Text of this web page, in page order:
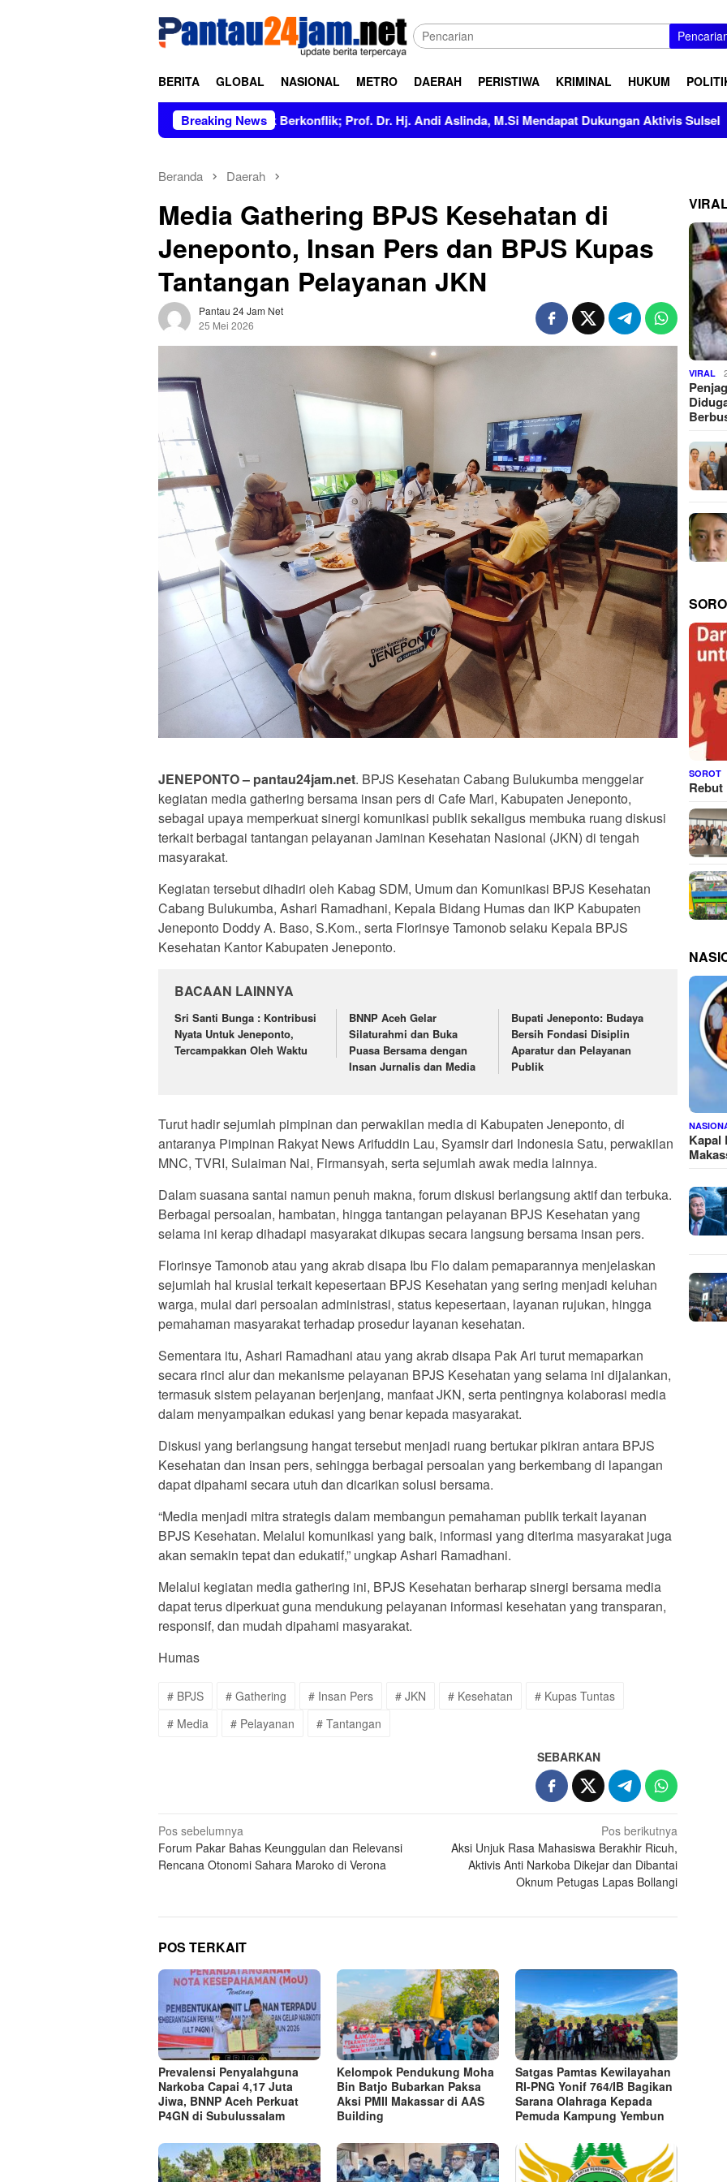
BERITA GLOBAL NASIONAL METRO DAERAH PERISTIWA KRIMINAL HUKUM
Breaking News
Figur Bersih dan Tidak Berkonflik; Prof. Dr. Hj. Andi Aslinda, M.Si Mendapat Dukungan Aktivis Sulsel Kapolres
Beranda Daerah
Media Gathering BPJS Kesehatan di
Jeneponto, Insan Pers dan BPJS Kupas
Tantangan Pelayanan JKN
Pantau 24 Jam Net
25 Mei 2026
JENEPONTO – pantau24jam.net. BPJS Kesehatan Cabang Bulukumba menggelar
kegiatan media gathering bersama insan pers di Cafe Mari, Kabupaten Jeneponto,
sebagai upaya memperkuat sinergi komunikasi publik sekaligus membuka ruang diskusi
terkait berbagai tantangan pelayanan Jaminan Kesehatan Nasional (JKN) di tengah
masyarakat.
Kegiatan tersebut dihadiri oleh Kabag SDM, Umum dan Komunikasi BPJS Kesehatan
Cabang Bulukumba, Ashari Ramadhani, Kepala Bidang Humas dan IKP Kabupaten
Jeneponto Doddy A. Baso, S.Kom., serta Florinsye Tamonob selaku Kepala BPJS
Kesehatan Kantor Kabupaten Jeneponto.
BACAAN LAINNYA
Sri Santi Bunga : Kontribusi
Nyata Untuk Jeneponto,
Tercampakkan Oleh Waktu
BNNP Aceh Gelar
Silaturahmi dan Buka
Puasa Bersama dengan
Insan Jurnalis dan Media
Bupati Jeneponto: Budaya
Bersih Fondasi Disiplin
Aparatur dan Pelayanan
Publik
Turut hadir sejumlah pimpinan dan perwakilan media di Kabupaten Jeneponto, di
antaranya Pimpinan Rakyat News Arifuddin Lau, Syamsir dari Indonesia Satu, perwakilan
MNC, TVRI, Sulaiman Nai, Firmansyah, serta sejumlah awak media lainnya.
Dalam suasana santai namun penuh makna, forum diskusi berlangsung aktif dan terbuka.
Berbagai persoalan, hambatan, hingga tantangan pelayanan BPJS Kesehatan yang
selama ini kerap dihadapi masyarakat dikupas secara langsung bersama insan pers.
Florinsye Tamonob atau yang akrab disapa Ibu Flo dalam pemaparannya menjelaskan
sejumlah hal krusial terkait kepesertaan BPJS Kesehatan yang sering menjadi keluhan
warga, mulai dari persoalan administrasi, status kepesertaan, layanan rujukan, hingga
pemahaman masyarakat terhadap prosedur layanan kesehatan.
Sementara itu, Ashari Ramadhani atau yang akrab disapa Pak Ari turut memaparkan
secara rinci alur dan mekanisme pelayanan BPJS Kesehatan yang selama ini dijalankan,
termasuk sistem pelayanan berjenjang, manfaat JKN, serta pentingnya kolaborasi media
dalam menyampaikan edukasi yang benar kepada masyarakat.
Diskusi yang berlangsung hangat tersebut menjadi ruang bertukar pikiran antara BPJS
Kesehatan dan insan pers, sehingga berbagai persoalan yang berkembang di lapangan
dapat dipahami secara utuh dan dicarikan solusi bersama.
“Media menjadi mitra strategis dalam membangun pemahaman publik terkait layanan
BPJS Kesehatan. Melalui komunikasi yang baik, informasi yang diterima masyarakat juga
akan semakin tepat dan edukatif,” ungkap Ashari Ramadhani.
Melalui kegiatan media gathering ini, BPJS Kesehatan berharap sinergi bersama media
dapat terus diperkuat guna mendukung pelayanan informasi kesehatan yang transparan,
responsif, dan mudah dipahami masyarakat.
Humas
# BPJS # Gathering # Insan Pers # JKN # Kesehatan
# Kupas Tuntas
# Media
# Pelayanan # Tantangan
SEBARKAN
Navigasi
pos
Pos sebelumnya
Forum Pakar Bahas Keunggulan dan Relevansi
Rencana Otonomi Sahara Maroko di Verona
Pos berikutnya
Aksi Unjuk Rasa Mahasiswa Berakhir Ricuh,
Aktivis Anti Narkoba Dikejar dan Dibantai
Oknum Petugas Lapas Bollangi
POS TERKAIT
Prevalensi Penyalahguna
Narkoba Capai 4,17 Juta
Jiwa, BNNP Aceh Perkuat
P4GN di Subulussalam
Kelompok Pendukung Moha
Bin Batjo Bubarkan Paksa
Aksi PMII Makassar di AAS
Building
Satgas Pamtas Kewilayahan
RI-PNG Yonif 764/IB Bagikan
Sarana Olahraga Kepada
Pemuda Kampung Yembun
VIRAL
SOROT
Rebut
Kapal